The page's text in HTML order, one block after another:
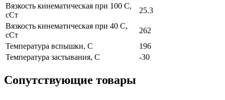
Вязкость кинематическая при 100 С,
сСт
25.3
Вязкость кинематическая при 40 С,
сСт
262
Температура вспышки, С
196
Температура застывания, С
-30
Сопутствующие товары